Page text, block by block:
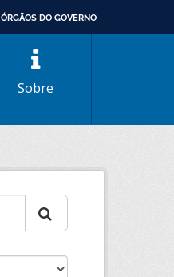
ÓRGÃOS DO GOVERNO
Sobre